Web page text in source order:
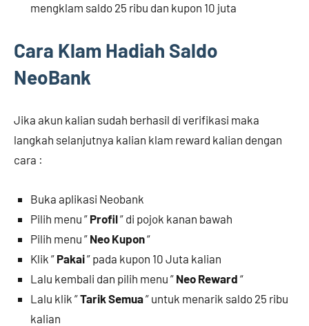
mengklam saldo 25 ribu dan kupon 10 juta
Cara Klam Hadiah Saldo
NeoBank
Jika akun kalian sudah berhasil di verifikasi maka
langkah selanjutnya kalian klam reward kalian dengan
cara :
Buka aplikasi Neobank
Pilih menu ” Profil” di pojok kanan bawah
Pilih menu ” Neo Kupon“
Klik ” Pakai” pada kupon 10 Juta kalian
Lalu kembali dan pilih menu ” Neo Reward “
Lalu klik ”Tarik Semua” untuk menarik saldo 25 ribu
kalian